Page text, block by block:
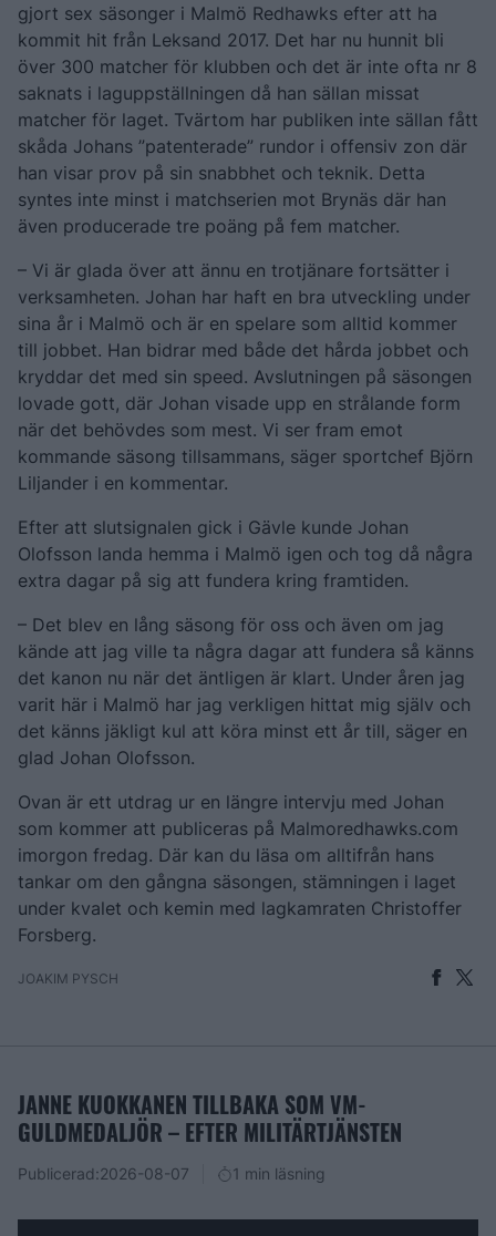
gjort sex säsonger i Malmö Redhawks efter att ha
kommit hit från Leksand 2017. Det har nu hunnit bli
över 300 matcher för klubben och det är inte ofta nr 8
saknats i laguppställningen då han sällan missat
matcher för laget. Tvärtom har publiken inte sällan fått
skåda Johans ”patenterade” rundor i offensiv zon där
han visar prov på sin snabbhet och teknik. Detta
syntes inte minst i matchserien mot Brynäs där han
även producerade tre poäng på fem matcher.
– Vi är glada över att ännu en trotjänare fortsätter i
verksamheten. Johan har haft en bra utveckling under
sina år i Malmö och är en spelare som alltid kommer
till jobbet. Han bidrar med både det hårda jobbet och
kryddar det med sin speed. Avslutningen på säsongen
lovade gott, där Johan visade upp en strålande form
när det behövdes som mest. Vi ser fram emot
kommande säsong tillsammans, säger sportchef Björn
Liljander i en kommentar.
Efter att slutsignalen gick i Gävle kunde Johan
Olofsson landa hemma i Malmö igen och tog då några
extra dagar på sig att fundera kring framtiden.
– Det blev en lång säsong för oss och även om jag
kände att jag ville ta några dagar att fundera så känns
det kanon nu när det äntligen är klart. Under åren jag
varit här i Malmö har jag verkligen hittat mig själv och
det känns jäkligt kul att köra minst ett år till, säger en
glad Johan Olofsson.
Ovan är ett utdrag ur en längre intervju med Johan
som kommer att publiceras på Malmoredhawks.com
imorgon fredag. Där kan du läsa om alltifrån hans
tankar om den gångna säsongen, stämningen i laget
under kvalet och kemin med lagkamraten Christoffer
Forsberg.
JOAKIM PYSCH
JANNE KUOKKANEN TILLBAKA SOM VM-
GULDMEDALJÖR – EFTER MILITÄRTJÄNSTEN
Publicerad:2026-08-07 1 min läsning